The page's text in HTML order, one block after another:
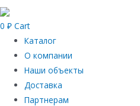
0 ₽ Cart
Каталог
О компании
Наши объекты
Доставка
Партнерам